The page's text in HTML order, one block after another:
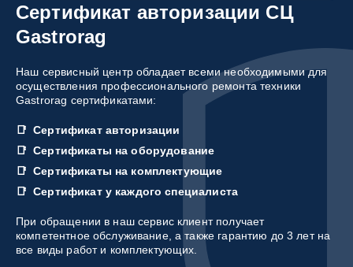
Сертификат авторизации СЦ
Gastrorag
Наш сервисный центр обладает всеми необходимыми для
осуществления профессионального ремонта техники
Gastrorag сертификатами:
Сертификат авторизации
Сертификаты на оборудование
Сертификаты на комплектующие
Сертификат у каждого специалиста
При обращении в наш сервис клиент получает
компетентное обслуживание, а также гарантию до 3 лет на
все виды работ и комплектующих.